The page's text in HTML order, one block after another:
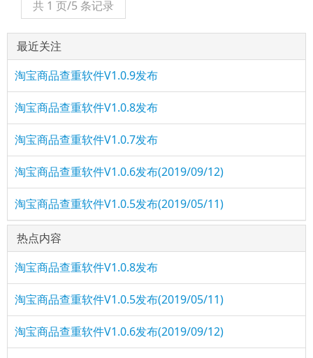
共 1 页/5 条记录
最近关注
淘宝商品查重软件V1.0.9发布
淘宝商品查重软件V1.0.8发布
淘宝商品查重软件V1.0.7发布
淘宝商品查重软件V1.0.6发布(2019/09/12)
淘宝商品查重软件V1.0.5发布(2019/05/11)
热点内容
淘宝商品查重软件V1.0.8发布
淘宝商品查重软件V1.0.5发布(2019/05/11)
淘宝商品查重软件V1.0.6发布(2019/09/12)